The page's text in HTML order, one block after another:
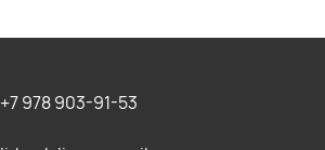
+7 978 903-91-53